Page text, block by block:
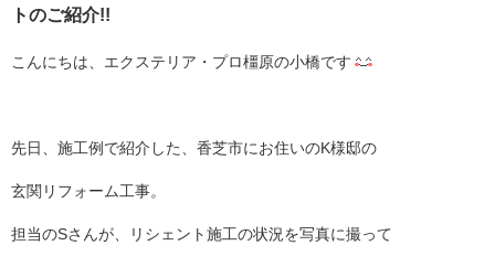
トのご紹介!!
こんにちは、エクステリア・プロ橿原の小橋です
先日、施工例で紹介した、香芝市にお住いのK様邸の
玄関リフォーム工事。
担当のSさんが、リシェント施工の状況を写真に撮って